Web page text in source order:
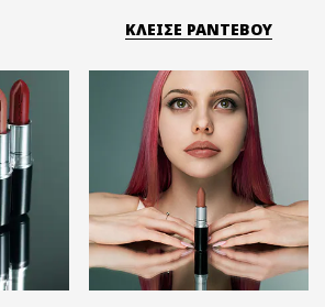
ΚΛΕΙΣΕ ΡΑΝΤΕΒΟΥ